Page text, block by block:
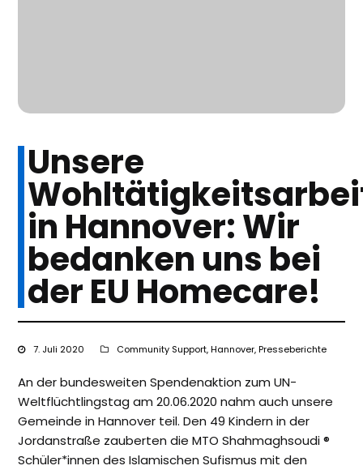
Unsere
in Hannover: Wir
bedanken uns bei
der EU Homecare!
7. Juli 2020 Community Support,Hannover,Presseberichte
An der bundesweiten Spendenaktion zum UN-
Weltflüchtlingstag am 20.06.2020 nahm auch unsere
Gemeinde in Hannover teil. Den 49 Kindern in der
Jordanstraße zauberten die MTO Shahmaghsoudi ®
Schüler*innen des Islamischen Sufismus mit den